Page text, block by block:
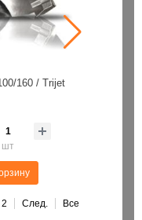
160 / Trijet
шт
2 След. Все